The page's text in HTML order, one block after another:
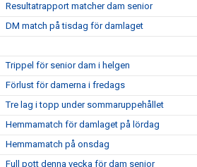
Resultatrapport matcher dam senior
DM match på tisdag för damlaget
Trippel för senior dam i helgen
Förlust för damerna i fredags
Tre lag i topp under sommaruppehållet
Hemmamatch för damlaget på lördag
Hemmamatch på onsdag
Full pott denna vecka för dam senior